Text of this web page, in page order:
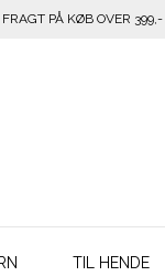
FRAGT PÅ KØB OVER 399,-
TIL HENDE